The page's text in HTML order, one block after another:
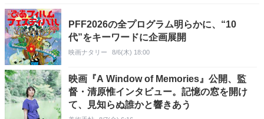
PFF2026の全プログラム明らかに、“10
代”をキーワードに企画展開
映画ナタリー 8/6(木) 18:00
映画『A Window of Memories』公開、監
督・清原惟インタビュー。記憶の窓を開け
て、見知らぬ誰かと響きあう